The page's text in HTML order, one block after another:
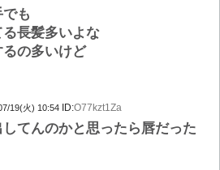
も
長髪多いよな
るの多いけど
19(火) 10:54 ID:O77kzt1Za
てんのかと思ったら唇だった